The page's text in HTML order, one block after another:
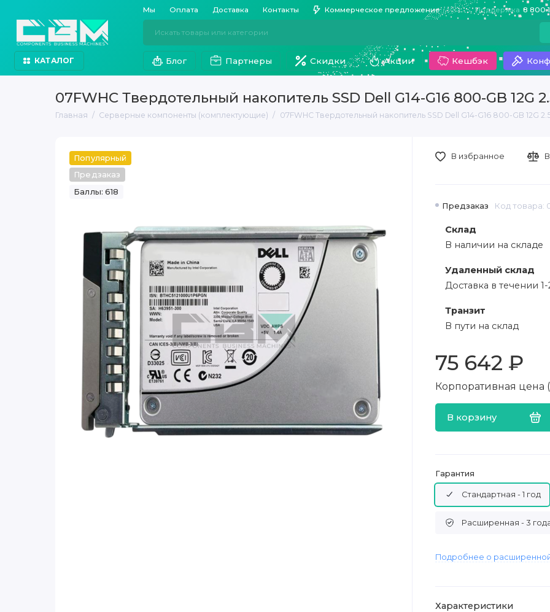
Мы Оплата Доставка Контакты Коммерческое предложение Поддержка 8 800
КАТАЛОГ Блог Партнеры Скидки Акции Кешбэк
07FWHC Твердотельный накопитель SSD Dell G14-G16 800-GB 12G
Главная Серверные компоненты (комплектующие) 07FWHC Твердотельный накопитель SSD Dell G14-G16 800-GB 12G
Популярный
Предзаказ
Баллы: 618
Предзаказ Код товара:
Склад
В наличии на складе
Удаленный склад
Доставка в течении
Транзит
В пути на склад
75 642 ₽
Корпоративная цена
В корзину
В избранное
Гарантия
Стандартная - 1 год
Расширенная - 3
Подробнее о
Характеристики